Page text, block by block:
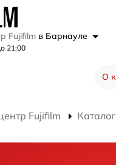
Fujifilm в Барнауле
21:00
О
Fujifilm